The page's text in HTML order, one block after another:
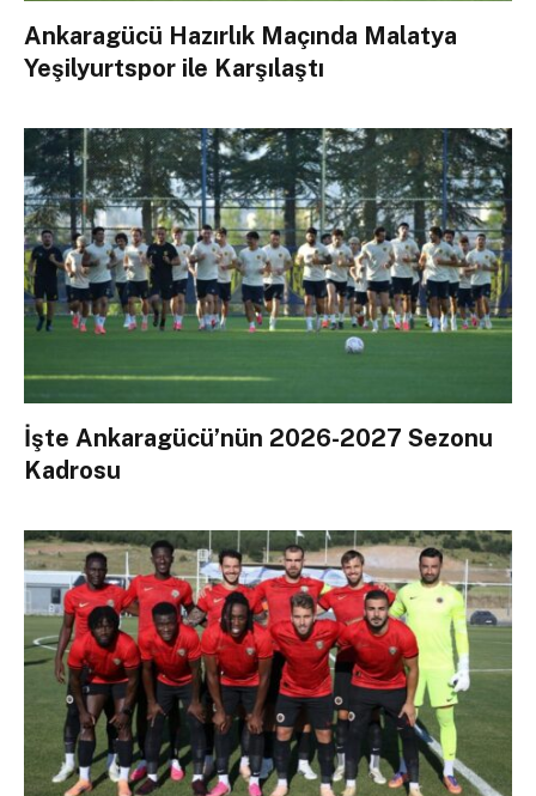
Ankaragücü Hazırlık Maçında Malatya
Yeşilyurtspor ile Karşılaştı
İşte Ankaragücü’nün 2026-2027 Sezonu
Kadrosu